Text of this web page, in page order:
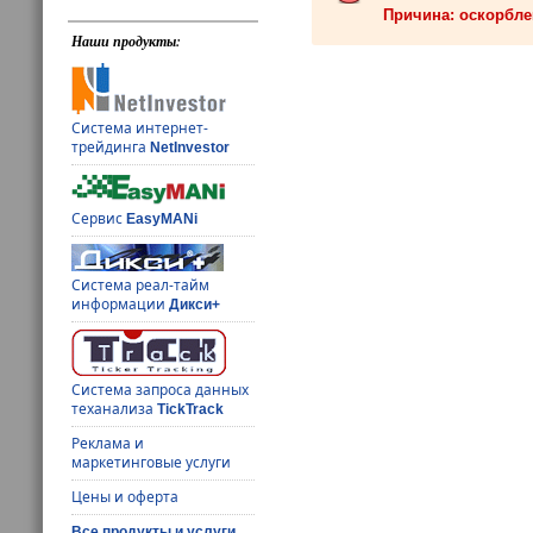
Наши продукты:
Система интернет-
трейдингаNetInvestor
СервисEasyMANi
Система реал-тайм
информацииДикси+
Система запроса данных
теханализаTickTrack
Реклама и
маркетинговые услуги
Цены и оферта
Причина: